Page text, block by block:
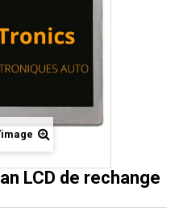
LCD de rechange